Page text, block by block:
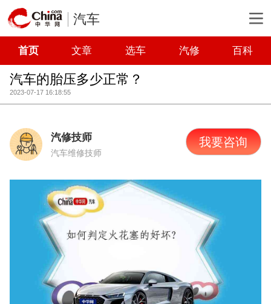
汽车
首页 文章 选车 汽修 百科
汽车的胎压多少正常？
2023-07-17 16:18:55
汽修技师
汽车维修技师
我要咨询